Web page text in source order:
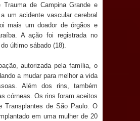
oxigênio do Estado
de Direito – Bacharela
de maneira inédita no mundo
brasileiro, temas polêmicos;
Trauma de Campina Grande e
um acidente vascular cerebral
mais um doador de órgãos e
A ação foi registrada no
último sábado (18).
autorizada pela família, o
a mudar para melhor a vida
Além dos rins, também
córneas. Os rins foram aceitos
Transplantes de São Paulo. O
em uma mulher de 20